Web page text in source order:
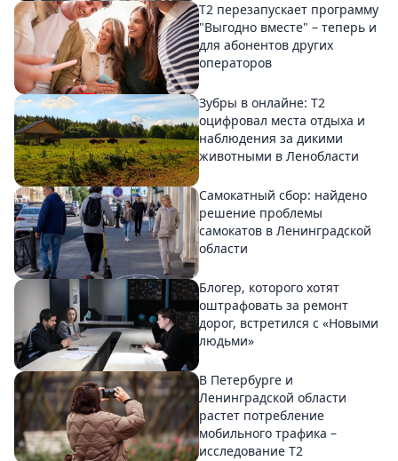
Т2 перезапускает программу
"Выгодно вместе" – теперь и
для абонентов других
операторов
Зубры в онлайне: Т2
оцифровал места отдыха и
наблюдения за дикими
животными в Ленобласти
Самокатный сбор: найдено
решение проблемы
самокатов в Ленинградской
области
Блогер, которого хотят
оштрафовать за ремонт
дорог, встретился с «Новыми
людьми»
В Петербурге и
Ленинградской области
растет потребление
мобильного трафика –
исследование T2